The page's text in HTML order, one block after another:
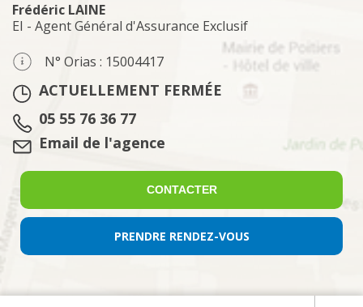
Frédéric LAINE
EI - Agent Général d'Assurance Exclusif
N° Orias : 15004417
ACTUELLEMENT FERMÉE
Tél. :
05 55 76 36 77
Email :
Email de l'agence
CONTACTER
PRENDRE RENDEZ-VOUS